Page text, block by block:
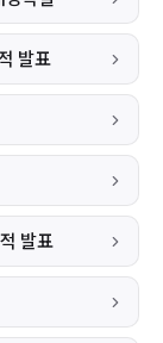
발표
발표